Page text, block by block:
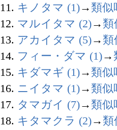
11. キノタマ (1)→ 類似
12. マルイタマ (2)→ 類
13. アカイタマ (5)→ 類
14. フィー・ダマ (1)→
15. キダマギ (1)→ 類似
16. ニイタマ (1)→ 類似
17. タマガイ (7)→ 類似
18. キタマクラ (2)→ 類